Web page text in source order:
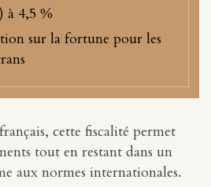
4,5 %
sur la fortune pour les
cette fiscalité permet
tout en restant dans un
aux normes internationales.